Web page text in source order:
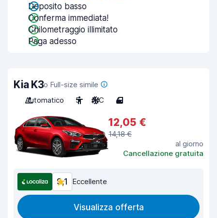
Deposito basso
Conferma immediata!
Chilometraggio illimitato
Paga adesso
Kia K3o Full-size simile
Automatico
5 A/C 4
12,05 €
14,18 €
al giorno
Cancellazione gratuita
9,1 Eccellente
Visualizza offerta